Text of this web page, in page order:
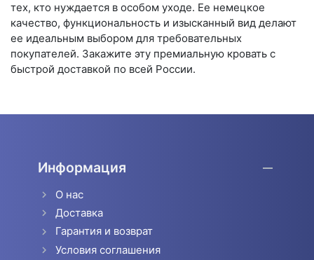
тех, кто нуждается в особом уходе. Ее немецкое
качество, функциональность и изысканный вид делают
ее идеальным выбором для требовательных
покупателей. Закажите эту премиальную кровать с
быстрой доставкой по всей России.
Информация
О нас
Доставка
Гарантия и возврат
Условия соглашения